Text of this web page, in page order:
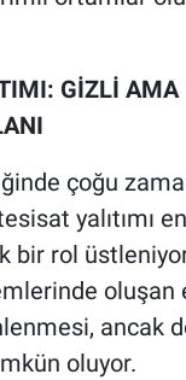
GİZLİ
çoğu
yalıtımı
bir rol
oluşan
ancak
oluyor.